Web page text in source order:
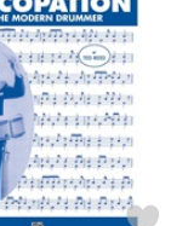
stokyo
SUZUKI
TAURUS ARMY
ROCK SLIDE
Bud
TINYBOY
TOMBO
Tone
TRIAL
TRICK
Wax